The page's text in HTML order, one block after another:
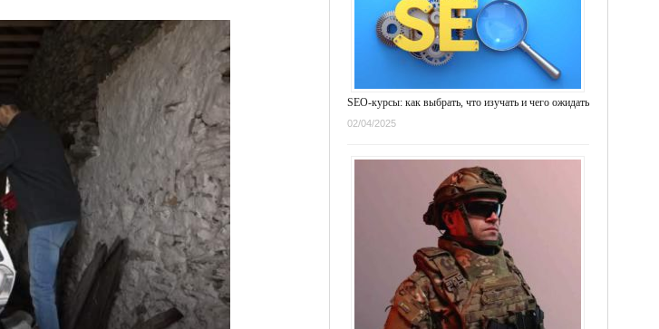
SEO-курсы: как выбрать, что изучать и чего ожидать
02/04/2025